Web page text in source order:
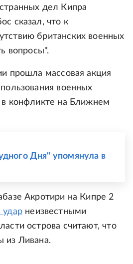
дел Кипра
сказал, что к
британских военных
вопросы".
прошла массовая акция
военных
конфликте на Ближнем
Дня" упомянула в
Акротири на Кипре 2
ударнеизвестными
острова считают, что
из Ливана.